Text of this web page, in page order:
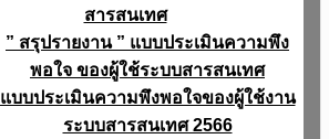
สารสนเทศ
” สรุปรายงาน ” แบบประเมินความพึง
พอใจ ของผู้ใช้ระบบสารสนเทศ
แบบประเมินความพึงพอใจของผู้ใช้งาน
ระบบสารสนเทศ 2566